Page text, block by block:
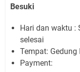
Besuki
Hari dan waktu :
selesai
Tempat: Gedung
Payment: